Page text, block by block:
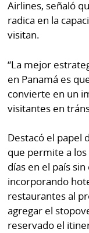
Airlines, señaló
radica en la
visitan.
“La mejor
en Panamá es
convierte en un
visitantes en
Destacó el papel
que permite a
días en el país
incorporando
restaurantes al
agregar el
reservado el